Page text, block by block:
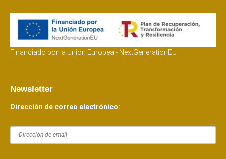
Financiado por la Unión Europea - NextGenerationEU
Newsletter
Dirección de correo electrónico: